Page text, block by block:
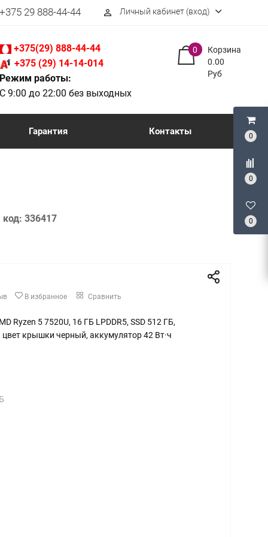
0
0
0
29 888-44-44 perm_identity Личный кабинет (вход)
+375(29) 888-44-44
+375 (29) 14-14-014
Режим работы:
С 9:00 до 22:00 без выходных
Корзина
0
0.00
Руб
Гарантия Контакты
код: 336417
В избранное Сравнить
Ryzen 5 7520U, 16 ГБ LPDDR5, SSD 512 ГБ,
цвет крышки черный, аккумулятор 42 Вт·ч